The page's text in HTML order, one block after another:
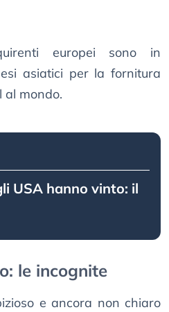
europei sono in
asiatici per la fornitura
al mondo.
USA hanno vinto: il
le incognite
e ancora non chiaro